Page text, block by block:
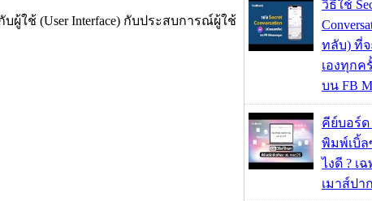
ผู้ใช้ (User Interface) กับประสบการณ์ผู้ใช้
วิธีใช้
ทลับ) ที่
เองทุกค
บน FB
คีย์บอร์ด
พิมพ์เบิ้ล
ไงดี ? เ
เมาส์ปา